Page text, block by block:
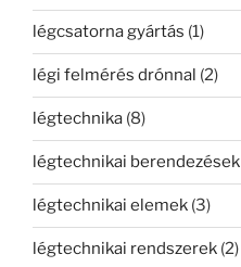
légcsatorna gyártás (1)
légi felmérés drónnal (2)
légtechnika (8)
légtechnikai berendezések
légtechnikai elemek (3)
légtechnikai rendszerek (2)